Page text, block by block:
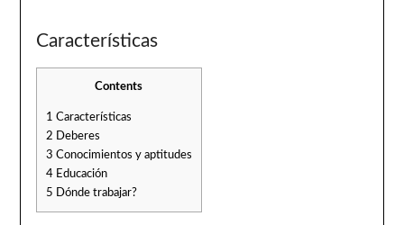
Características
Contents
1 Características
2 Deberes
3 Conocimientos y aptitudes
4Educación
5 Dónde trabajar?